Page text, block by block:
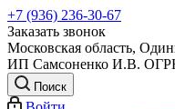
+7 (936) 236-30-67
Заказать звонок
Московская область,
ИП Самсоненко И.В.
Поиск